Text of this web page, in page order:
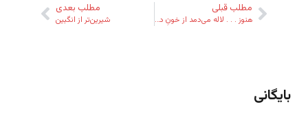
مطلب قبلی
هنوز . . . لاله می‌دمد از خونِ دیده‌ی فرهاد
مطلب بعدی
شیرین‌تر از انگبین
بایگانی